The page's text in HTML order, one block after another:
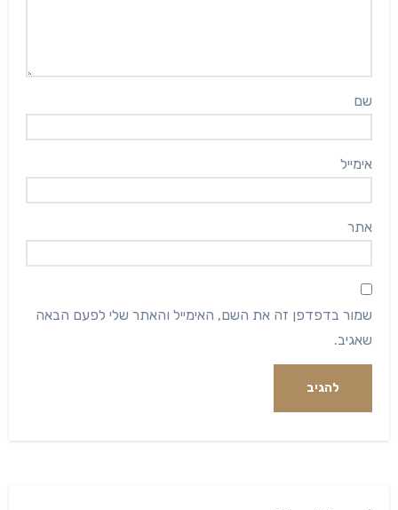
שם
אימייל
אתר
שמור בדפדפן זה את השם, האימייל והאתר שלי לפעם הבאה
שאגיב.